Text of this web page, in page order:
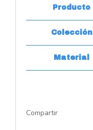
Producto
Colección
Material
Compartir